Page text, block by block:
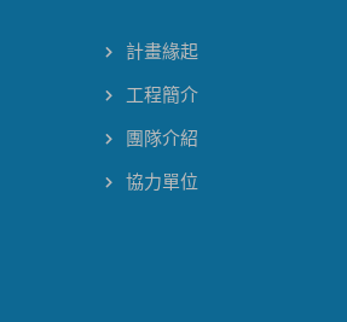
計畫緣起
工程簡介
團隊介紹
協力單位